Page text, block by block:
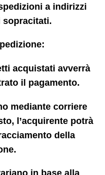
a indirizzi
sopracitati.
acquistati avverrà
il pagamento.
mediante corriere
l’acquirente potrà
della